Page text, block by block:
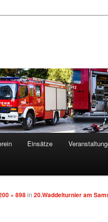
Einsätze
× 898in 20.Waddelturnier am